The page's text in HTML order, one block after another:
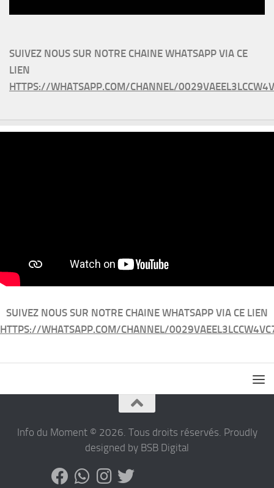
SUIVEZ NOUS SUR NOTRE CHAINE WHATSAPP VIA CE
LIEN
HTTPS://WHATSAPP.COM/CHANNEL/
SUIVEZ NOUS SUR NOTRE CHAINE WHATSAPP VIA CE LIEN
HTTPS://WHATSAPP.COM/CHANNEL/
Info du Moment © 2026. Tous droits réservés. Proudly
designed by BSB Digital